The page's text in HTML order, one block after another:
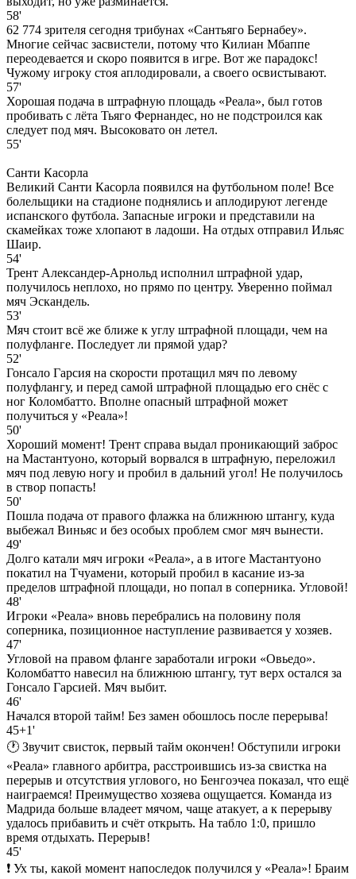
58'
62 774 зрителя сегодня трибунах «Сантьяго Бернабеу».
Многие сейчас засвистели, потому что Килиан Мбаппе
переодевается и скоро появится в игре. Вот же парадокс!
Чужому игроку стоя аплодировали, а своего освистывают.
57'
Хорошая подача в штрафную площадь «Реала», был готов
пробивать с лёта Тьяго Фернандес, но не подстроился как
следует под мяч. Высоковато он летел.
55'
Санти Касорла
Великий Санти Касорла появился на футбольном поле! Все
болельщики на стадионе поднялись и аплодируют легенде
испанского футбола. Запасные игроки и представили на
скамейках тоже хлопают в ладоши. На отдых отправил Ильяс
Шаир.
54'
Трент Александер-Арнольд исполнил штрафной удар,
получилось неплохо, но прямо по центру. Уверенно поймал
мяч Эскандель.
53'
Мяч стоит всё же ближе к углу штрафной площади, чем на
полуфланге. Последует ли прямой удар?
52'
Гонсало Гарсия на скорости протащил мяч по левому
полуфлангу, и перед самой штрафной площадью его снёс с
ног Коломбатто. Вполне опасный штрафной может
получиться у «Реала»!
50'
Хороший момент! Трент справа выдал проникающий заброс
на Мастантуоно, который ворвался в штрафную, переложил
мяч под левую ногу и пробил в дальний угол! Не получилось
в створ попасть!
50'
Пошла подача от правого флажка на ближнюю штангу, куда
выбежал Виньяс и без особых проблем смог мяч вынести.
49'
Долго катали мяч игроки «Реала», а в итоге Мастантуоно
покатил на Тчуамени, который пробил в касание из-за
пределов штрафной площади, но попал в соперника. Угловой!
48'
Игроки «Реала» вновь перебрались на половину поля
соперника, позиционное наступление развивается у хозяев.
47'
Угловой на правом фланге заработали игроки «Овьедо».
Коломбатто навесил на ближнюю штангу, тут верх остался за
Гонсало Гарсией. Мяч выбит.
46'
Начался второй тайм! Без замен обошлось после перерыва!
45+1'
🕐 Звучит свисток, первый тайм окончен! Обступили игроки
«Реала» главного арбитра, расстроившись из-за свистка на
перерыв и отсутствия углового, но Бенгоэчеа показал, что ещё
наиграемся! Преимущество хозяева ощущается. Команда из
Мадрида больше владеет мячом, чаще атакует, а к перерыву
удалось прибавить и счёт открыть. На табло 1:0, пришло
время отдыхать. Перерыв!
45'
❗ Ух ты, какой момент напоследок получился у «Реала»! Браим